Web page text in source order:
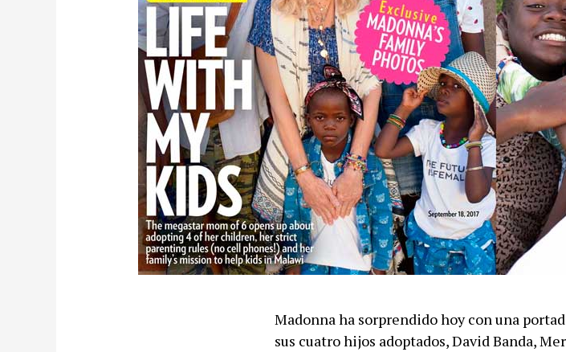
Madonna ha sorprendido hoy con una
sus cuatro hijos adoptados, David Banda,